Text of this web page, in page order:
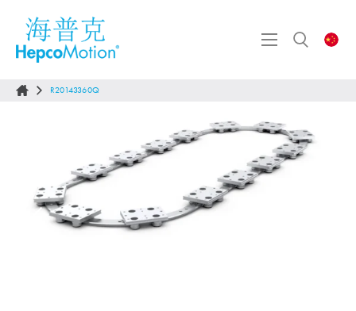
R20143360Q